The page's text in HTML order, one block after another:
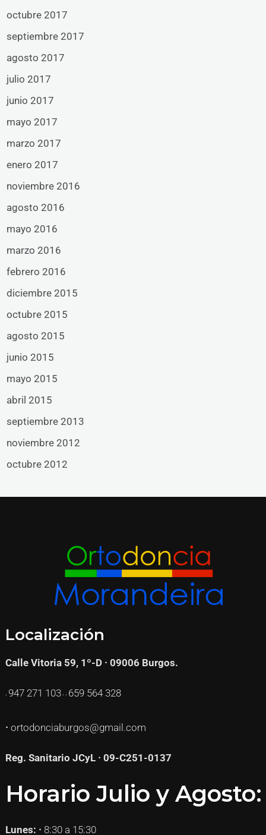
octubre 2017
septiembre 2017
agosto 2017
julio 2017
junio 2017
mayo 2017
marzo 2017
enero 2017
noviembre 2016
agosto 2016
mayo 2016
marzo 2016
febrero 2016
diciembre 2015
octubre 2015
agosto 2015
junio 2015
mayo 2015
abril 2015
septiembre 2013
noviembre 2012
octubre 2012
Localización
Calle Vitoria 59, 1º-D · 09006 Burgos.
· 947 271 103 · · 659 564 328
· ortodonciaburgos@gmail.com
Reg. Sanitario JCyL · 09-C251-0137
Horario Julio y Agosto:
Lunes: · 8:30 a 15:30